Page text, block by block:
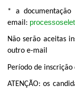
* a
email:
Não serão aceitas
outro e-mail
Período de
ATENÇÃO: os